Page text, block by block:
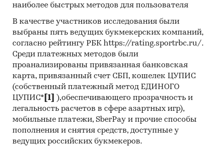
наиболее быстрых методов для пользователя
В качестве участников исследования были
выбраны пять ведущих букмекерских компаний,
согласно рейтингу РБК https://rating.sportrbc.ru/.
Среди платежных методов были
проанализированы привязанная банковская
карта, привязанный счет СБП, кошелек ЦУПИС
(собственный платежный метод ЕДИНОГО
ЦУПИС* [1]
),обеспечивающего прозрачность и
легальность расчетов в сфере азартных игр),
мобильные платежи, SberPay и прочие способы
пополнения и снятия средств, доступные у
ведущих российских букмекеров.